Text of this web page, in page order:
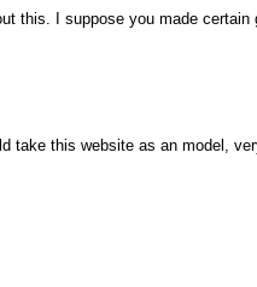
this. I suppose you made certain
take this website as an model,